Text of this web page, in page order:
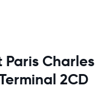
Charles
2CD